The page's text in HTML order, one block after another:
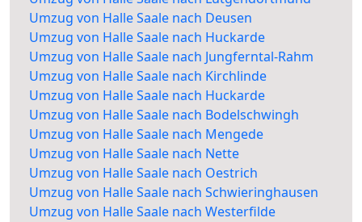
Umzug von Halle Saale nach Deusen
Umzug von Halle Saale nach Huckarde
Umzug von Halle Saale nach Jungferntal-Rahm
Umzug von Halle Saale nach Kirchlinde
Umzug von Halle Saale nach Huckarde
Umzug von Halle Saale nach Bodelschwingh
Umzug von Halle Saale nach Mengede
Umzug von Halle Saale nach Nette
Umzug von Halle Saale nach Oestrich
Umzug von Halle Saale nach Schwieringhausen
Umzug von Halle Saale nach Westerfilde